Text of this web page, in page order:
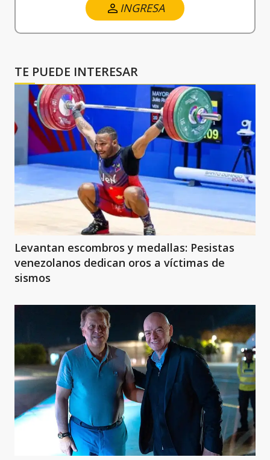
INGRESA
TE PUEDE INTERESAR
Levantan escombros y medallas: Pesistas
venezolanos dedican oros a víctimas de
sismos